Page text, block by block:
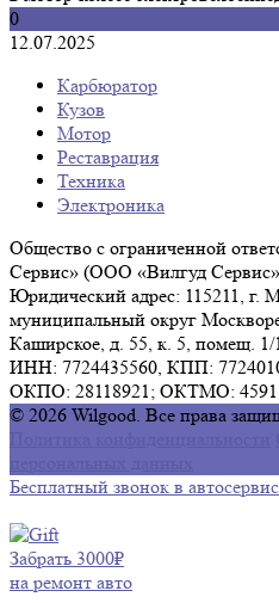
0
12.07.2025
Карбюратор
Кузов
Мотор
Реставрация
Техника
Электроника
Общество с ограниченной
Сервис» (ООО «Вилгуд
Юридический адрес: 115211, г.
муниципальный округ
Каширское, д. 55, к. 5, помещ. 1/
ИНН: 7724435560, КПП:
ОКПО: 28118921; ОКТМО:
© 2026 Wilgood. Все права
Бесплатный звонок в автосервис
Забрать 3000₽
на ремонт авто